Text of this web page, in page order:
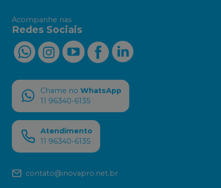
Acompanhe nas
Redes Sociais
Chame no WhatsApp
11 96340-6135
Atendimento
11 96340-6135
contato@inovapro.net.br